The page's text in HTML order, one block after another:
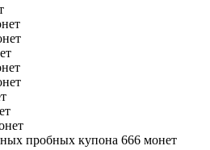
пробных купона 666 монет